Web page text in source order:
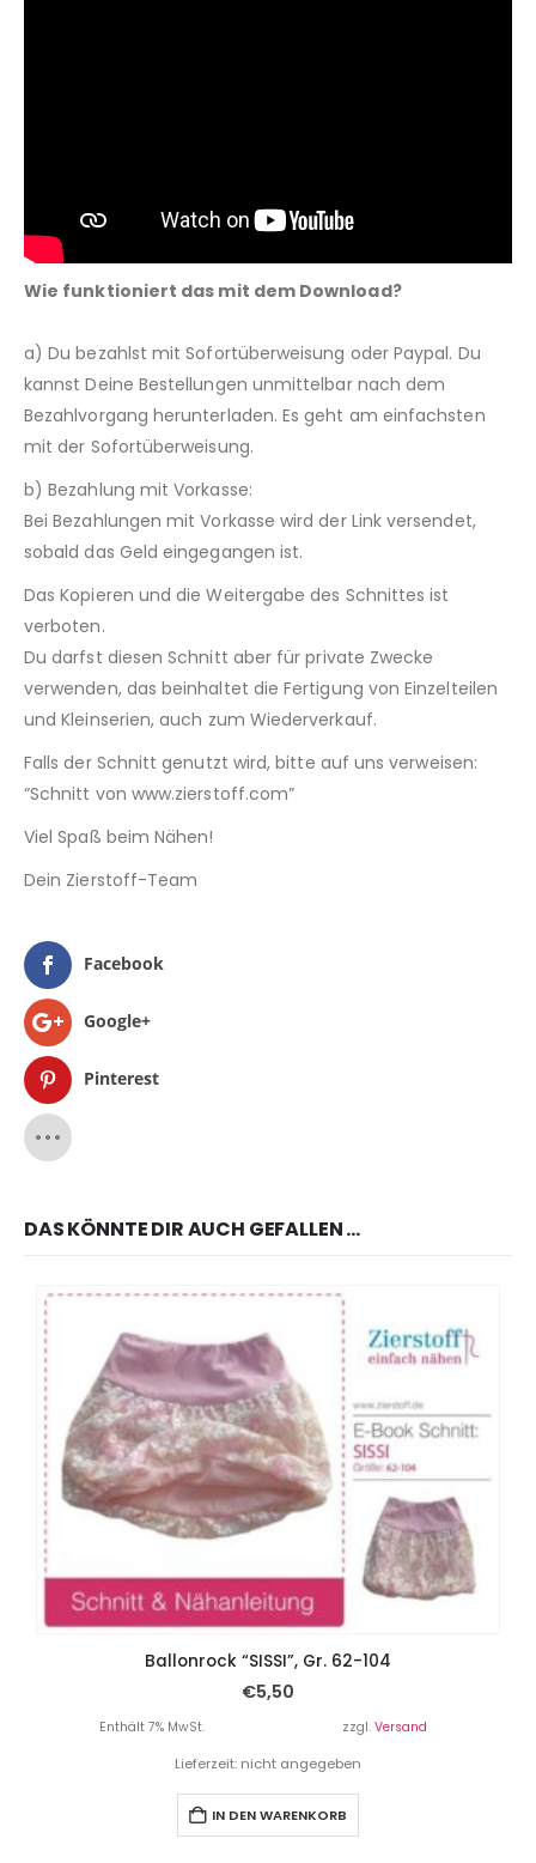
Wie funktioniert das mit dem Download?
a) Du bezahlst mit Sofortüberweisung oder Paypal. Du
kannst Deine Bestellungen unmittelbar nach dem
Bezahlvorgang herunterladen. Es geht am einfachsten
mit der Sofortüberweisung.
b) Bezahlung mit Vorkasse:
Bei Bezahlungen mit Vorkasse wird der Link versendet,
sobald das Geld eingegangen ist.
Das Kopieren und die Weitergabe des Schnittes ist
verboten.
Du darfst diesen Schnitt aber für private Zwecke
verwenden, das beinhaltet die Fertigung von Einzelteilen
und Kleinserien, auch zum Wiederverkauf.
Falls der Schnitt genutzt wird, bitte auf uns verweisen:
“Schnitt von www.zierstoff.com”
Viel Spaß beim Nähen!
Dein Zierstoff-Team
Facebook
Google+
Pinterest
DAS KÖNNTE DIR AUCH GEFALLEN …
Ballonrock “SISSI”, Gr. 62-104
€5,50
Enthält 7% MwSt. zzgl. Versand
Lieferzeit: nicht angegeben
IN DEN WARENKORB